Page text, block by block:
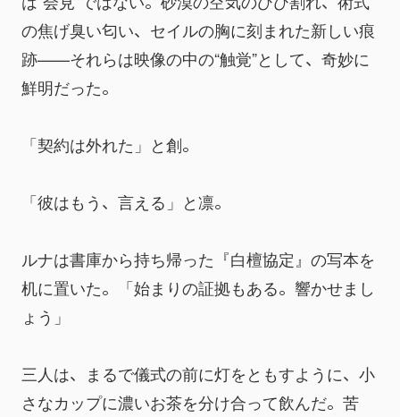
の焦げ臭い匂い、セイルの胸に刻まれた新しい痕
跡——それらは映像の中の“触覚”として、奇妙に
鮮明だった。
「契約は外れた」と創。
「彼はもう、言える」と凛。
ルナは書庫から持ち帰った『白檀協定』の写本を
机に置いた。「始まりの証拠もある。響かせまし
ょう」
三人は、まるで儀式の前に灯をともすように、小
さなカップに濃いお茶を分け合って飲んだ。苦